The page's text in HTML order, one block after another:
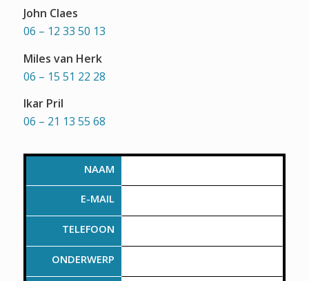
John Claes
06 – 12 33 50 13
Miles van Herk
06 – 15 51 22 28
Ikar Pril
06 – 21 13 55 68
NAAM
E-MAIL
TELEFOON
ONDERWERP